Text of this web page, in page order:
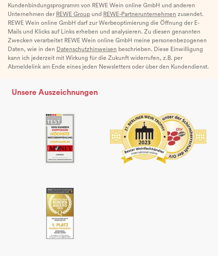
Kundenbindungsprogramm von REWE Wein online GmbH und anderen
Unternehmen der REWE Group und REWE-Partnerunternehmen zusendet.
REWE Wein online GmbH darf zur Werbeoptimierung die Öffnung der E-
Mails und Klicks auf Links erheben und analysieren. Zu diesen genannten
Zwecken verarbeitet REWE Wein online GmbH meine personenbezogenen
Daten, wie in den Datenschutzhinweisen beschrieben. Diese Einwilligung
kann ich jederzeit mit Wirkung für die Zukunft widerrufen, z.B. per
Abmeldelink am Ende eines jeden Newsletters oder über den Kundendienst.
Unsere Auszeichnungen